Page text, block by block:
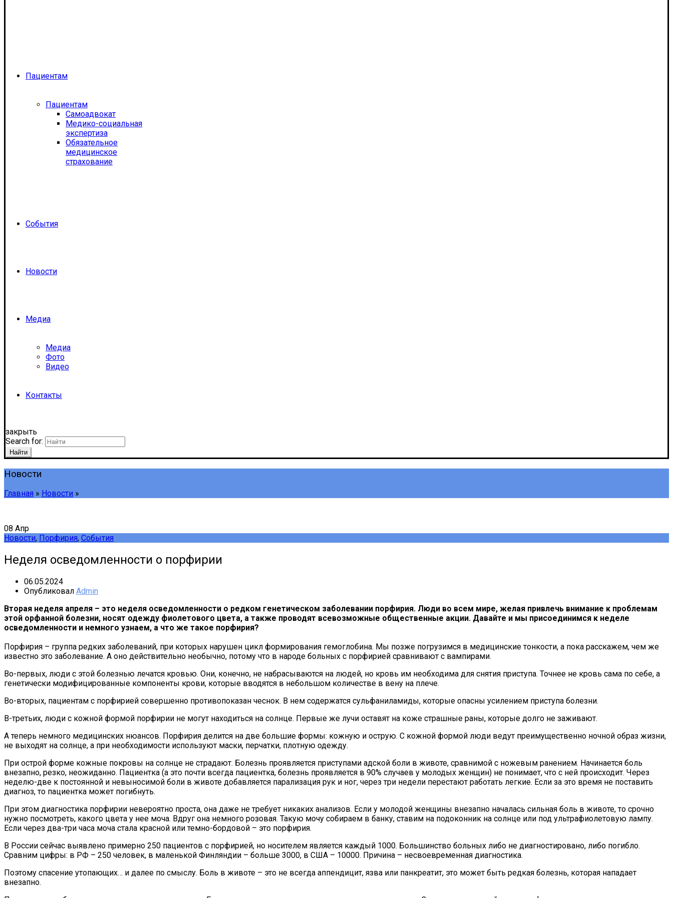
Пациентам
Пациентам
Самоадвокат
Медико-социальная
экспертиза
Обязательное
медицинское
страхование
События
Новости
Медиа
Медиа
Фото
Видео
Контакты
закрыть
Search for:
Найти
Новости
Главная » Новости »
08 Апр
Новости, Порфирия, События
Неделя осведомленности о порфирии
06.05.2024
Опубликовал Admin
Вторая неделя апреля – это неделя осведомленности о редком генетическом заболевании порфирия. Люди во всем мире, желая привлечь внимание к проблемам
этой орфанной болезни, носят одежду фиолетового цвета, а также проводят всевозможные общественные акции. Давайте и мы присоединимся к неделе
осведомленности и немного узнаем, а что же такое порфирия?
Порфирия – группа редких заболеваний, при которых нарушен цикл формирования гемоглобина. Мы позже погрузимся в медицинские тонкости, а пока расскажем, чем же
известно это заболевание. А оно действительно необычно, потому что в народе больных с порфирией сравнивают с вампирами.
Во-первых, люди с этой болезнью лечатся кровью. Они, конечно, не набрасываются на людей, но кровь им необходима для снятия приступа. Точнее не кровь сама по себе, а
генетически модифицированные компоненты крови, которые вводятся в небольшом количестве в вену на плече.
Во-вторых, пациентам с порфирией совершенно противопоказан чеснок. В нем содержатся сульфаниламиды, которые опасны усилением приступа болезни.
В-третьих, люди с кожной формой порфирии не могут находиться на солнце. Первые же лучи оставят на коже страшные раны, которые долго не заживают.
А теперь немного медицинских нюансов. Порфирия делится на две большие формы: кожную и острую. С кожной формой люди ведут преимущественно ночной образ жизни,
не выходят на солнце, а при необходимости используют маски, перчатки, плотную одежду.
При острой форме кожные покровы на солнце не страдают. Болезнь проявляется приступами адской боли в животе, сравнимой с ножевым ранением. Начинается боль
внезапно, резко, неожиданно. Пациентка (а это почти всегда пациентка, болезнь проявляется в 90% случаев у молодых женщин) не понимает, что с ней происходит. Через
неделю-две к постоянной и невыносимой боли в животе добавляется парализация рук и ног, через три недели перестают работать легкие. Если за это время не поставить
диагноз, то пациентка может погибнуть.
При этом диагностика порфирии невероятно проста, она даже не требует никаких анализов. Если у молодой женщины внезапно началась сильная боль в животе, то срочно
нужно посмотреть, какого цвета у нее моча. Вдруг она немного розовая. Такую мочу собираем в банку, ставим на подоконник на солнце или под ультрафиолетовую лампу.
Если через два-три часа моча стала красной или темно-бордовой – это порфирия.
В России сейчас выявлено примерно 250 пациентов с порфирией, но носителем является каждый 1000. Большинство больных либо не диагностировано, либо погибло.
Сравним цифры: в РФ – 250 человек, в маленькой Финляндии – больше 3000, в США – 10000. Причина – несвоевременная диагностика.
Поэтому спасение утопающих… и далее по смыслу. Боль в животе – это не всегда аппендицит, язва или панкреатит, это может быть редкая болезнь, которая нападает
внезапно.